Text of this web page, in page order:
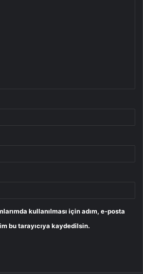
kullanılması için adım, e-posta
bu tarayıcıya kaydedilsin.